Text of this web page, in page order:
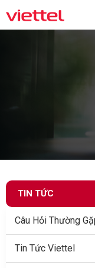
TIN TỨC
Câu Hỏi Thường
Tin Tức Viettel